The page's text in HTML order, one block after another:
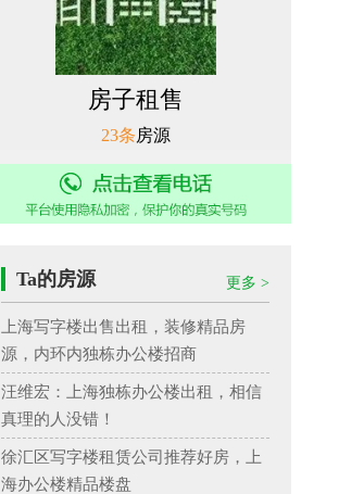
房子租售
23条房源
电话：021-31007692
Ta的房源 更多 >
上海写字楼出售出租，装修精品房
源，内环内独栋办公楼招商
汪维宏：上海独栋办公楼出租，相信
真理的人没错！
徐汇区写字楼租赁公司推荐好房，上
海办公楼精品楼盘